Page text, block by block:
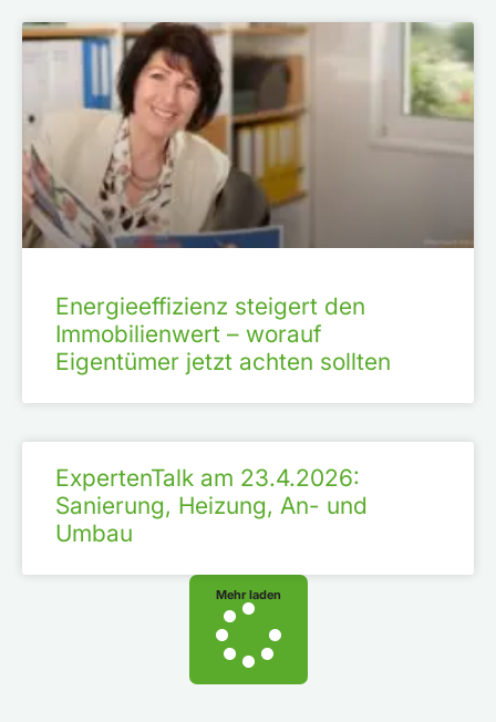
Energieeffizienz steigert den
Immobilienwert – worauf
Eigentümer jetzt achten sollten
ExpertenTalk am 23.4.2026:
Sanierung, Heizung, An- und
Umbau
Mehr laden